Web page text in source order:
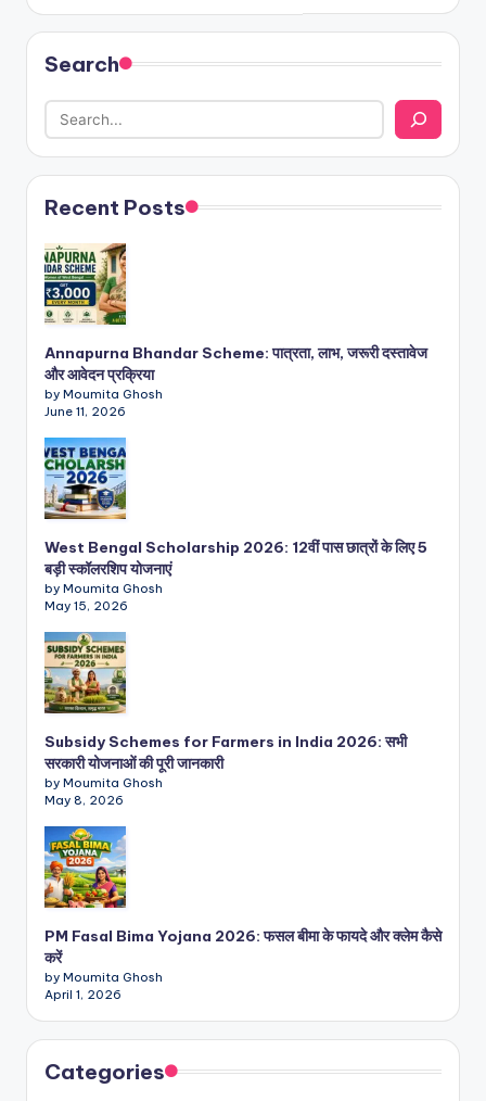
Search
Recent Posts
Annapurna Bhandar Scheme: पात्रता, लाभ, जरूरी दस्तावेज
और आवेदन प्रक्रिया
by Moumita Ghosh
June 11, 2026
West Bengal Scholarship 2026: 12वीं पास छात्रों के लिए 5
बड़ी स्कॉलरशिप योजनाएं
by Moumita Ghosh
May 15, 2026
Subsidy Schemes for Farmers in India 2026: सभी
सरकारी योजनाओं की पूरी जानकारी
by Moumita Ghosh
May 8, 2026
PM Fasal Bima Yojana 2026: फसल बीमा के फायदे और क्लेम कैसे
करें
by Moumita Ghosh
April 1, 2026
Categories